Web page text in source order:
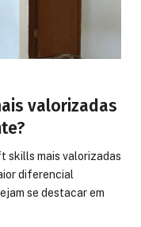
valorizadas
skills mais valorizadas
diferencial
se destacar em